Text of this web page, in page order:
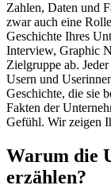
Zahlen, Daten und
zwar auch eine
Geschichte Ihres
Interview, Graphic
Zielgruppe ab.
Usern und
Geschichte, die sie
Fakten der
Gefühl. Wir zeigen
Warum die
erzählen?